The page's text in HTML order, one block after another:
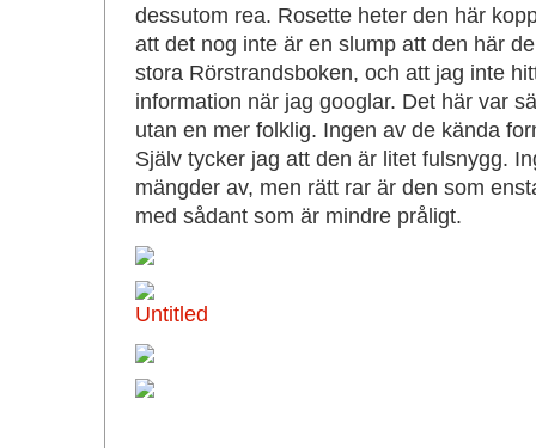
dessutom rea. Rosette heter den här
att det nog inte är en slump att den här
stora Rörstrandsboken, och att jag inte
information när jag googlar. Det här var
utan en mer folklig. Ingen av de kända
Själv tycker jag att den är litet fulsnygg.
mängder av, men rätt rar är den som
med sådant som är mindre pråligt.